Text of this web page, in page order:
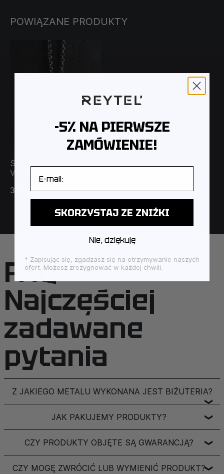
POWIĄZANE PRODUKTY
Srebrny wisiorek
VEGVISIR WITH SKULL
382PLN 424PLN
FAQ –
Najczęściej
zadawane
pytania
Z JAKIEGO METALU WYKONANA JEST BIŻUTERIA?
❯
JAK PAKUJEMY PRODUKTY? ❯
CZY PRODUKTY OBJĘTE SĄ GWARANCJĄ? ❯
CZY MOGĘ ZWRÓCIĆ LUB WYMIENIĆ PRODUKT?❯
-5% NA PIERWSZE
ZAMÓWIENIE!
SKORZYSTAJ ZE ZNIŻKI
Nie, dziękuję
* Zapisując się, zgadzasz się na otrzymywanie naszych
ofert. Możesz zrezygnować w każdej chwili.